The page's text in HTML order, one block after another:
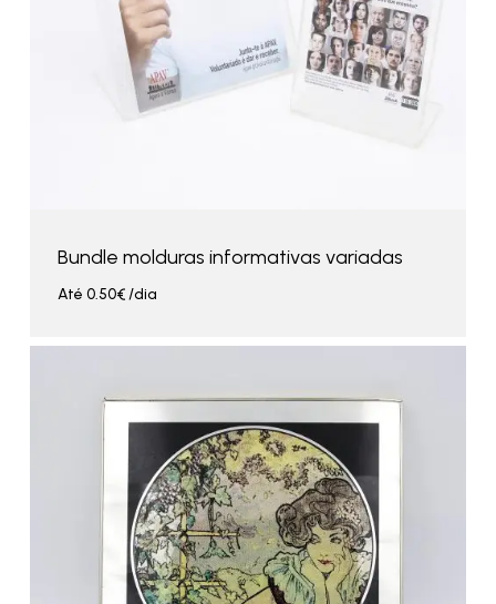
Bundle molduras informativas variadas
Até 0.50€/dia